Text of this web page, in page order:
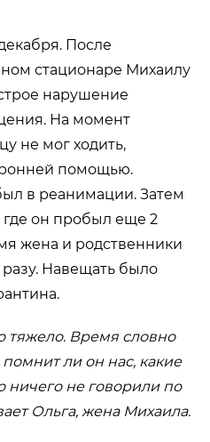
После
стационаре Михаилу
нарушение
На момент
не мог ходить,
помощью.
в реанимации. Затем
где он пробыл еще 2
жена и родственники
Навещать было
тяжело. Время словно
ли он нас, какие
ничего не говорили по
Ольга, жена Михаила.